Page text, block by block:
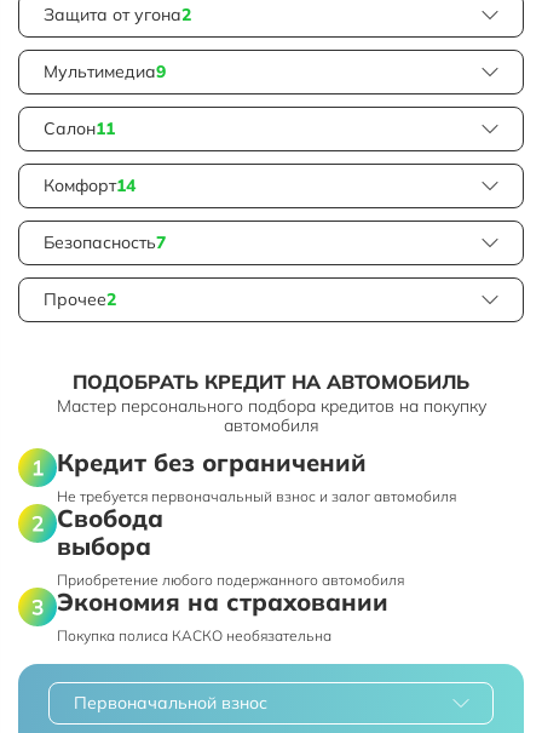
Защита от угона2
Мультимедиа9
Салон11
Комфорт14
Безопасность7
Прочее2
ПОДОБРАТЬ КРЕДИТ НА АВТОМОБИЛЬ
Мастер персонального подбора кредитов на покупку
автомобиля
Кредит без ограничений
Не требуется первоначальный взнос и залог автомобиля
Свобода
выбора
Приобретение любого подержанного автомобиля
Экономия на страховании
Покупка полиса КАСКО необязательна
Первоначальной взнос